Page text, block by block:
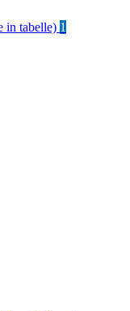
in tabelle) 1